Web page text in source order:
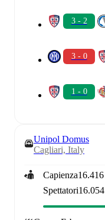
3 - 2
3 - 0
1 - 0
Unipol Domus
Cagliari, Italy
Capienza16.416
Spettatori16.054